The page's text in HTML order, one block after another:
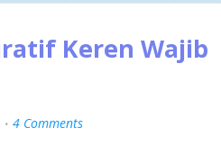
Keren Wajib
4 Comments